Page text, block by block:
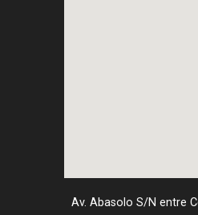
Av. Abasolo S/N entre